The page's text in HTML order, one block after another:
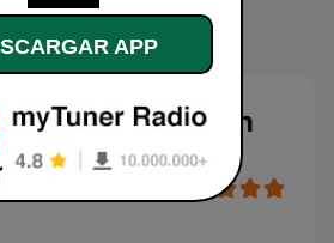
tu radio en
APP